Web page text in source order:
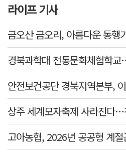
라이프 기사
금오산 금오리, 아름다운 동행